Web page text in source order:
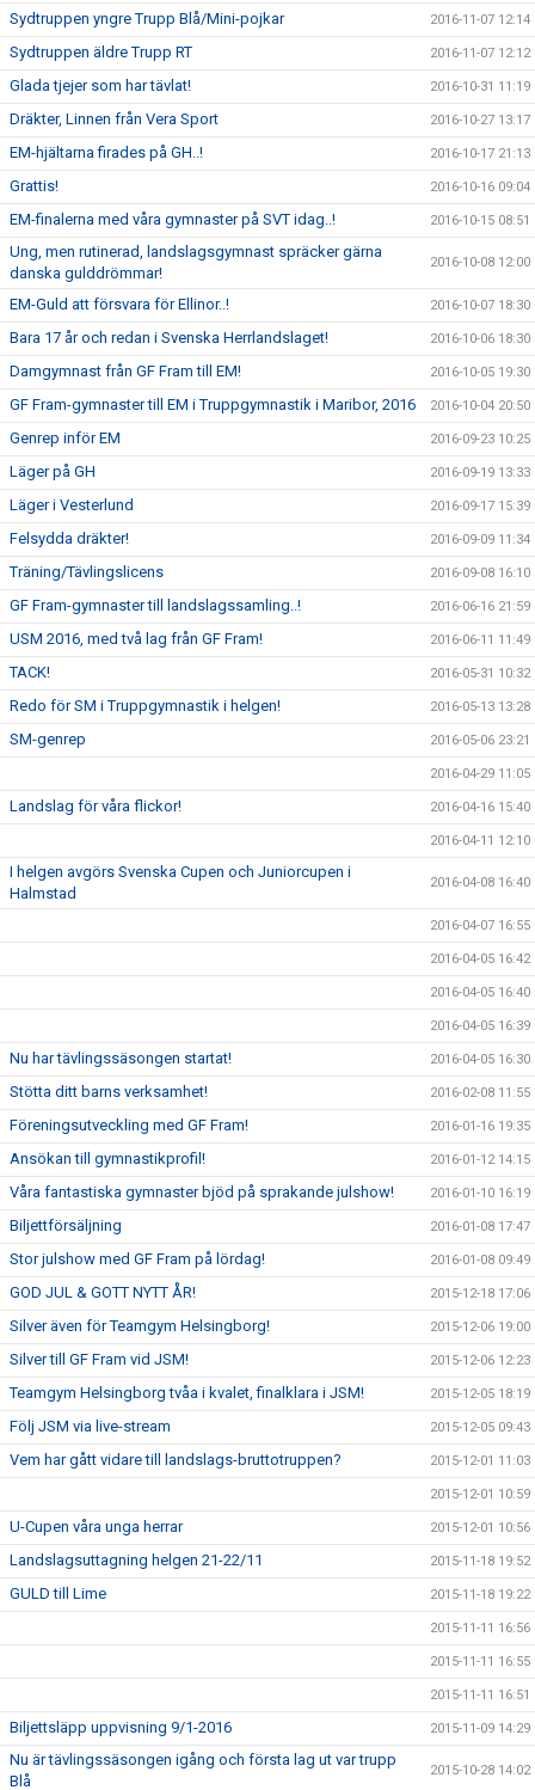
Sydtruppen yngre Trupp Blå/Mini-pojkar 2016-11-07 12:14
Sydtruppen äldre Trupp RT 2016-11-07 12:12
Glada tjejer som har tävlat! 2016-10-31 11:19
Dräkter, Linnen från Vera Sport 2016-10-27 13:17
EM-hjältarna firades på GH..! 2016-10-17 21:13
Grattis! 2016-10-16 09:04
EM-finalerna med våra gymnaster på SVT idag..! 2016-10-15 08:51
Ung, men rutinerad, landslagsgymnast spräcker gärna
danska gulddrömmar!
2016-10-08 12:00
EM-Guld att försvara för Ellinor..! 2016-10-07 18:30
Bara 17 år och redan i Svenska Herrlandslaget! 2016-10-06 18:30
Damgymnast från GF Fram till EM! 2016-10-05 19:30
GF Fram-gymnaster till EM i Truppgymnastik i Maribor, 2016 2016-10-04 20:50
Genrep inför EM 2016-09-23 10:25
Läger på GH 2016-09-19 13:33
Läger i Vesterlund 2016-09-17 15:39
Felsydda dräkter! 2016-09-09 11:34
Träning/Tävlingslicens 2016-09-08 16:10
GF Fram-gymnaster till landslagssamling..! 2016-06-16 21:59
USM 2016, med två lag från GF Fram! 2016-06-11 11:49
TACK! 2016-05-31 10:32
Redo för SM i Truppgymnastik i helgen! 2016-05-13 13:28
SM-genrep 2016-05-06 23:21
2016-04-29 11:05
Landslag för våra flickor! 2016-04-16 15:40
2016-04-11 12:10
I helgen avgörs Svenska Cupen och Juniorcupen i
Halmstad
2016-04-08 16:40
2016-04-07 16:55
2016-04-05 16:42
2016-04-05 16:40
2016-04-05 16:39
Nu har tävlingssäsongen startat! 2016-04-05 16:30
Stötta ditt barns verksamhet! 2016-02-08 11:55
Föreningsutveckling med GF Fram! 2016-01-16 19:35
Ansökan till gymnastikprofil! 2016-01-12 14:15
Våra fantastiska gymnaster bjöd på sprakande julshow! 2016-01-10 16:19
Biljettförsäljning 2016-01-08 17:47
Stor julshow med GF Fram på lördag! 2016-01-08 09:49
GOD JUL & GOTT NYTT ÅR! 2015-12-18 17:06
Silver även för Teamgym Helsingborg! 2015-12-06 19:00
Silver till GF Fram vid JSM! 2015-12-06 12:23
Teamgym Helsingborg tvåa i kvalet, finalklara i JSM! 2015-12-05 18:19
Följ JSM via live-stream 2015-12-05 09:43
Vem har gått vidare till landslags-bruttotruppen? 2015-12-01 11:03
2015-12-01 10:59
U-Cupen våra unga herrar 2015-12-01 10:56
Landslagsuttagning helgen 21-22/11 2015-11-18 19:52
GULD till Lime 2015-11-18 19:22
2015-11-11 16:56
2015-11-11 16:55
2015-11-11 16:51
Biljettsläpp uppvisning 9/1-2016 2015-11-09 14:29
Nu är tävlingssäsongen igång och första lag ut var trupp
Blå
2015-10-28 14:02